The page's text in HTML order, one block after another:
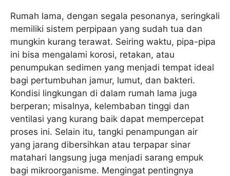
Rumah lama, dengan segala pesonanya, seringkali
memiliki sistem perpipaan yang sudah tua dan
mungkin kurang terawat. Seiring waktu, pipa-pipa
ini bisa mengalami korosi, retakan, atau
penumpukan sedimen yang menjadi tempat ideal
bagi pertumbuhan jamur, lumut, dan bakteri.
Kondisi lingkungan di dalam rumah lama juga
berperan; misalnya, kelembaban tinggi dan
ventilasi yang kurang baik dapat mempercepat
proses ini. Selain itu, tangki penampungan air
yang jarang dibersihkan atau terpapar sinar
matahari langsung juga menjadi sarang empuk
bagi mikroorganisme. Mengingat pentingnya